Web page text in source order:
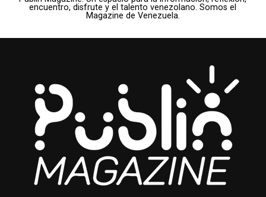
encuentro, disfrute y el talento venezolano. Somos el
Magazine de Venezuela.